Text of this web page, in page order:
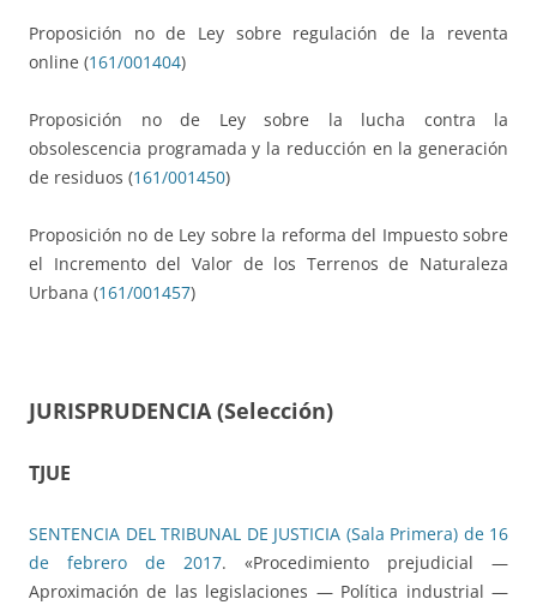
Proposición no de Ley sobre regulación de la reventa
online (161/001404)
Proposición no de Ley sobre la lucha contra la
obsolescencia programada y la reducción en la generación
de residuos (161/001450)
Proposición no de Ley sobre la reforma del Impuesto sobre
el Incremento del Valor de los Terrenos de Naturaleza
Urbana (161/001457)
JURISPRUDENCIA (Selección)
TJUE
SENTENCIA DEL TRIBUNAL DE JUSTICIA (Sala Primera) de 16
de febrero de 2017. «Procedimiento prejudicial —
Aproximación de las legislaciones — Política industrial —